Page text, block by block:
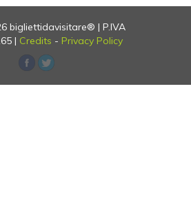
bigliettidavisitare® | P.IVA
| Credits - Privacy Policy